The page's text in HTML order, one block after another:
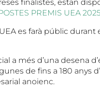
finalistes, estan
PREMIS UEA
es farà públic durant
a més d’una desena
de fins a 180 anys
anoienc.